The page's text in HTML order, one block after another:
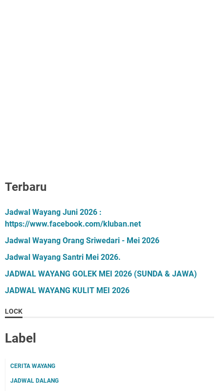
Terbaru
Jadwal Wayang Juni 2026 :
https://www.facebook.com/kluban.net
Jadwal Wayang Orang Sriwedari - Mei 2026
Jadwal Wayang Santri Mei 2026.
JADWAL WAYANG GOLEK MEI 2026 (SUNDA & JAWA)
JADWAL WAYANG KULIT MEI 2026
LOCK
Label
CERITA WAYANG
JADWAL DALANG